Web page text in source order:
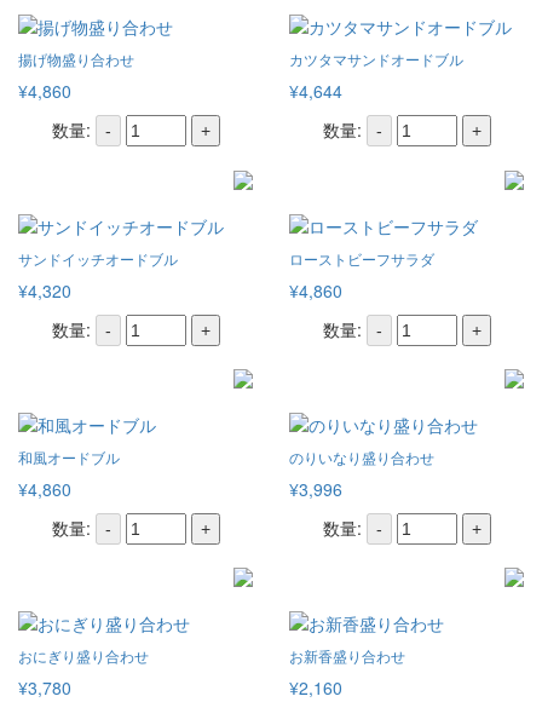
揚げ物盛り合わせ
¥4,860
数量:
- +
カツタマサンドオードブル
¥4,644
数量:
- +
サンドイッチオードブル
¥4,320
数量:
- +
ローストビーフサラダ
¥4,860
数量:
- +
和風オードブル
¥4,860
数量:
- +
のりいなり盛り合わせ
¥3,996
数量:
- +
おにぎり盛り合わせ
¥3,780
お新香盛り合わせ
¥2,160